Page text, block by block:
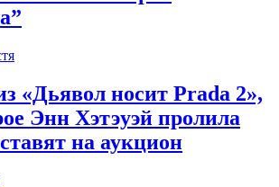
«Дьявол носит Prada 2»,
Энн Хэтэуэй пролила
на аукцион